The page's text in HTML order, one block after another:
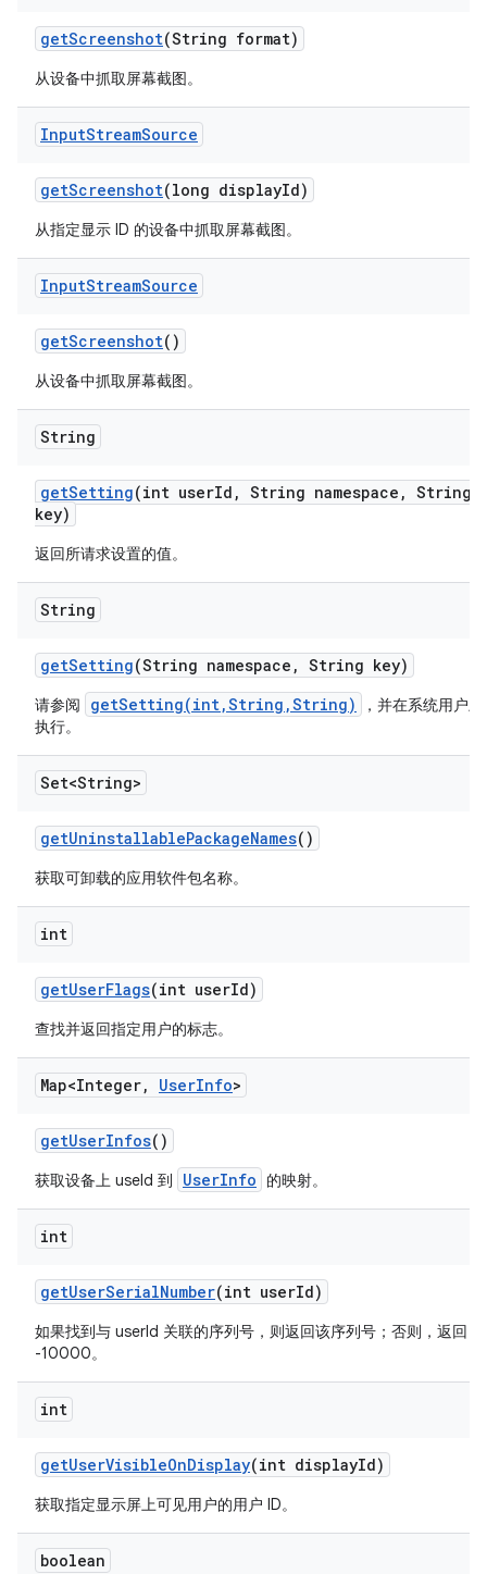
getScreenshot(String format)
从设备中抓取屏幕截图。
InputStreamSource
getScreenshot(long displayId)
从指定显示 ID 的设备中抓取屏幕截图。
InputStreamSource
getScreenshot()
从设备中抓取屏幕截图。
String
getSetting(int userId , String namespace , String
key)
返回所请求设置的值。
String
getSetting(String namespace , String key)
请参阅 getSetting(int,String,String)
，并在系统用户上
执行。
Set<String>
getUninstallablePackageNames()
获取可卸载的应用软件包名称。
int
getUserFlags(int userId)
查找并返回指定用户的标志。
Map<Integer, UserInfo>
getUserInfos()
获取设备上 useId 到 UserInfo 的映射。
int
getUserSerialNumber(int userId)
如果找到与 userId 关联的序列号，则返回该序列号；否则，返回
-10000。
int
getUserVisibleOnDisplay(int displayId)
获取指定显示屏上可见用户的用户 ID。
boolean